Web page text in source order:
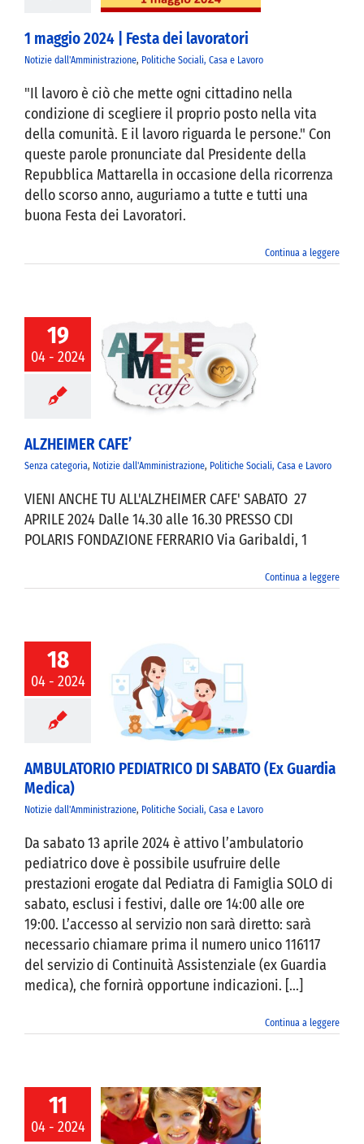
1 maggio 2024 | Festa dei lavoratori
Notizie dall'Amministrazione, Politiche Sociali, Casa e Lavoro
"Il lavoro è ciò che mette ogni cittadino nella
condizione di scegliere il proprio posto nella vita
della comunità. E il lavoro riguarda le persone." Con
queste parole pronunciate dal Presidente della
Repubblica Mattarella in occasione della ricorrenza
dello scorso anno, auguriamo a tutte e tutti una
buona Festa dei Lavoratori.
Continua a leggere
19
04 - 2024
CAFE’
ALZHEIMER CAFE’
Senza categoria, Notizie dall'Amministrazione, Politiche Sociali, Casa e Lavoro
VIENI ANCHE TU ALL'ALZHEIMER CAFE' SABATO 27
APRILE 2024 Dalle 14.30 alle 16.30 PRESSO CDI
POLARIS FONDAZIONE FERRARIO Via Garibaldi, 1
Continua a leggere
18
04 - 2024
DI SABATO
Medica)
AMBULATORIO PEDIATRICO DI SABATO (Ex Guardia
Medica)
Notizie dall'Amministrazione, Politiche Sociali, Casa e Lavoro
Da sabato 13 aprile 2024 è attivo l’ambulatorio
pediatrico dove è possibile usufruire delle
prestazioni erogate dal Pediatra di Famiglia SOLO di
sabato, esclusi i festivi, dalle ore 14:00 alle ore
19:00. L’accesso al servizio non sarà diretto: sarà
necessario chiamare prima il numero unico 116117
del servizio di Continuità Assistenziale (ex Guardia
medica), che fornirà opportune indicazioni. [...]
Continua a leggere
11
04 - 2024
Sport BIS
Sportivo